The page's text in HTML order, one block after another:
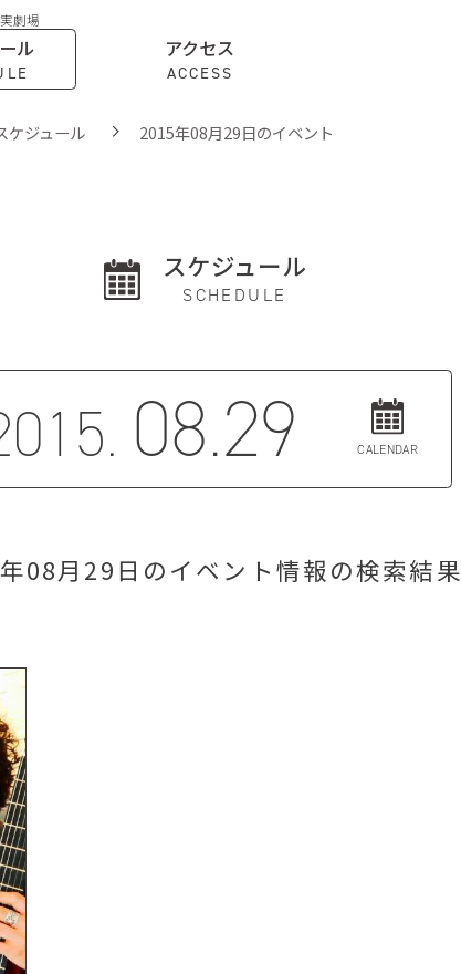
劇場
ル アクセス
ACCESS
ケジュール 2015年08月29日のイベント
スケジュール
SCHEDULE
08.29 CALENDAR
08月29日のイベント情報の検索結果